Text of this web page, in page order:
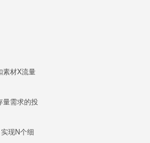
材X流量
量需求的投
现N个细